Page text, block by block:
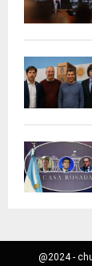
@2024 -